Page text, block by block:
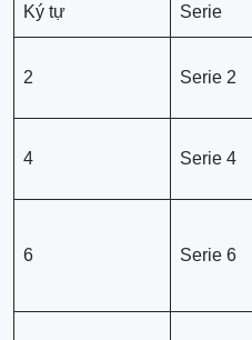
Ký tự Serie
2 Serie 2
4 Serie 4
6 Serie 6